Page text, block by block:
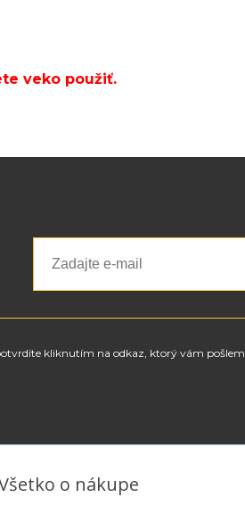
veko použiť.
kliknutím na odkaz, ktorý vám
o nákupe